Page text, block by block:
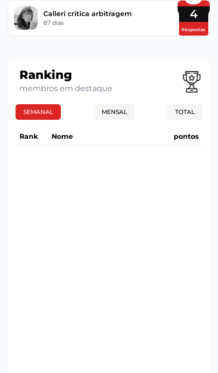
Calleri critica arbitragem
87 dias
4
Respostas
Ranking
membros em destaque
SEMANAL MENSAL TOTAL
Rank Nome pontos